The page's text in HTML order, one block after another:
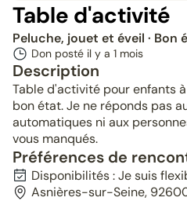
Table d'activité
Peluche, jouet et éveil · Bon
Don posté il y a 1 mois
Description
Table d'activité pour enfants
bon état. Je ne réponds pas
automatiques ni aux
vous manqués.
Préférences de
Disponibilités : Je suis
Asnières-sur-Seine,